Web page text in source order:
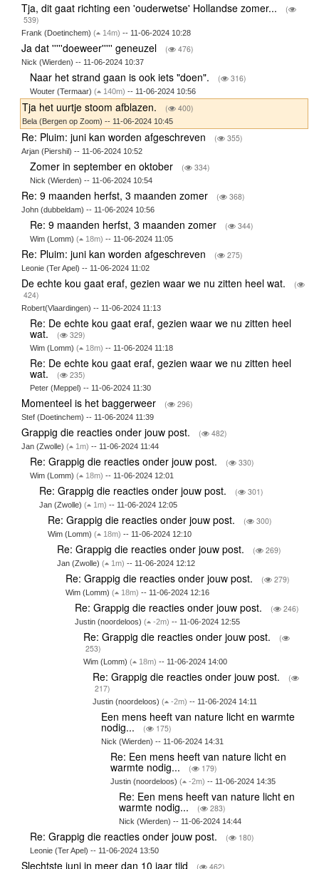
Tja, dit gaat richting een 'ouderwetse' Hollandse zomer...
(
539)
Frank (Doetinchem) ( 14m) -- 11-06-2024 10:28
Ja dat '''''doeweer''''' geneuzel ( 476)
Nick (Wierden) -- 11-06-2024 10:37
Naar het strand gaan is ook iets "doen". ( 316)
Wouter (Termaar)( 140m) -- 11-06-2024 10:56
Tja het uurtje stoom afblazen. ( 400)
Bela (Bergen op Zoom) -- 11-06-2024 10:45
Re: Pluim: juni kan worden afgeschreven ( 355)
Arjan (Piershil) -- 11-06-2024 10:52
Zomer in september en oktober ( 334)
Nick (Wierden) -- 11-06-2024 10:54
Re: 9 maanden herfst, 3 maanden zomer ( 368)
John (dubbeldam) -- 11-06-2024 10:56
Re: 9 maanden herfst, 3 maanden zomer ( 344)
Wim (Lomm)( 18m) -- 11-06-2024 11:05
Re: Pluim: juni kan worden afgeschreven ( 275)
Leonie (Ter Apel) -- 11-06-2024 11:02
De echte kou gaat eraf, gezien waar we nu zitten heel wat.
(
424)
Robert(Vlaardingen) -- 11-06-2024 11:13
Re: De echte kou gaat eraf, gezien waar we nu zitten heel
wat. ( 329)
Wim (Lomm)( 18m) -- 11-06-2024 11:18
Re: De echte kou gaat eraf, gezien waar we nu zitten heel
wat. ( 235)
Peter (Meppel) -- 11-06-2024 11:30
Momenteel is het baggerweer ( 296)
Stef (Doetinchem) -- 11-06-2024 11:39
Grappig die reacties onder jouw post. ( 482)
Jan (Zwolle) ( 1m) -- 11-06-2024 11:44
Re: Grappig die reacties onder jouw post. ( 330)
Wim (Lomm)( 18m) -- 11-06-2024 12:01
Re: Grappig die reacties onder jouw post. ( 301)
Jan (Zwolle) ( 1m) -- 11-06-2024 12:05
Re: Grappig die reacties onder jouw post. ( 300)
Wim (Lomm)( 18m) -- 11-06-2024 12:10
Re: Grappig die reacties onder jouw post. ( 269)
Jan (Zwolle) ( 1m) -- 11-06-2024 12:12
Re: Grappig die reacties onder jouw post. ( 279)
Wim (Lomm)( 18m) -- 11-06-2024 12:16
Re: Grappig die reacties onder jouw post. ( 246)
Justin (noordeloos) ( -2m) -- 11-06-2024 12:55
Re: Grappig die reacties onder jouw post.
(
253)
Wim (Lomm)( 18m) -- 11-06-2024 14:00
Re: Grappig die reacties onder jouw post.
(
217)
Justin (noordeloos) ( -2m) -- 11-06-2024 14:11
Een mens heeft van nature licht en warmte
nodig... ( 175)
Nick (Wierden) -- 11-06-2024 14:31
Re: Een mens heeft van nature licht en
warmte nodig... ( 179)
Justin (noordeloos) ( -2m) -- 11-06-2024 14:35
Re: Een mens heeft van nature licht en
warmte nodig... ( 283)
Nick (Wierden) -- 11-06-2024 14:44
Re: Grappig die reacties onder jouw post. ( 180)
Leonie (Ter Apel) -- 11-06-2024 13:50
Slechtste juni in meer dan 10 jaar tijd ( 462)